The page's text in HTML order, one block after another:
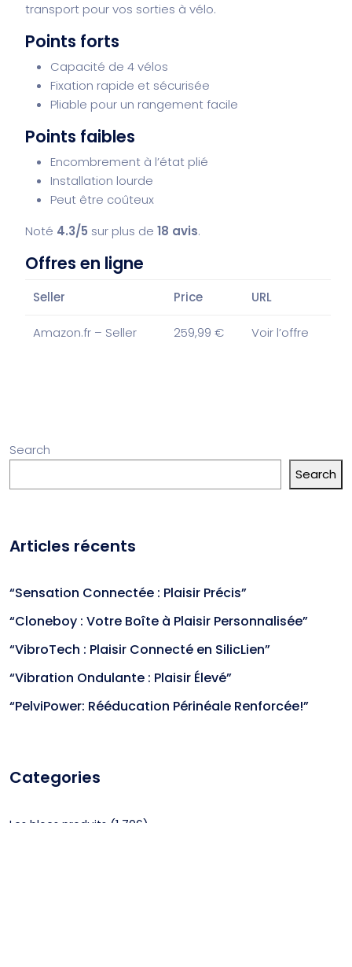
transport pour vos sorties à vélo.
Points forts
Capacité de 4 vélos
Fixation rapide et sécurisée
Pliable pour un rangement facile
Points faibles
Encombrement à l’état plié
Installation lourde
Peut être coûteux
Noté 4.3/5 sur plus de 18 avis.
Offres en ligne
Seller Price URL
Amazon.fr – Seller 259,99 € Voir l’offre
Search
Search
Articles récents
“Sensation Connectée : Plaisir Précis”
“Cloneboy : Votre Boîte à Plaisir Personnalisée”
“VibroTech : Plaisir Connecté en SilicLien”
“Vibration Ondulante : Plaisir Élevé”
“PelviPower: Rééducation Périnéale Renforcée!”
Categories
Les blocs produits (1,706)